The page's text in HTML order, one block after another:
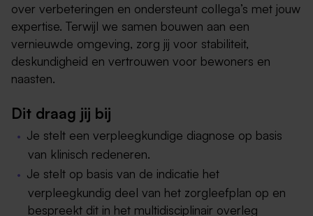
over verbeteringen en ondersteunt collega’s met jouw
expertise. Terwijl we samen bouwen aan een
vernieuwde omgeving, zorg jij voor stabiliteit,
deskundigheid en vertrouwen voor bewoners en
naasten.
Dit draag jij bij
Je stelt een verpleegkundige diagnose op basis
van klinisch redeneren.
Je stelt op basis van de indicatie het
verpleegkundig deel van het zorgleefplan op en
bespreekt dit in het multidisciplinair overleg